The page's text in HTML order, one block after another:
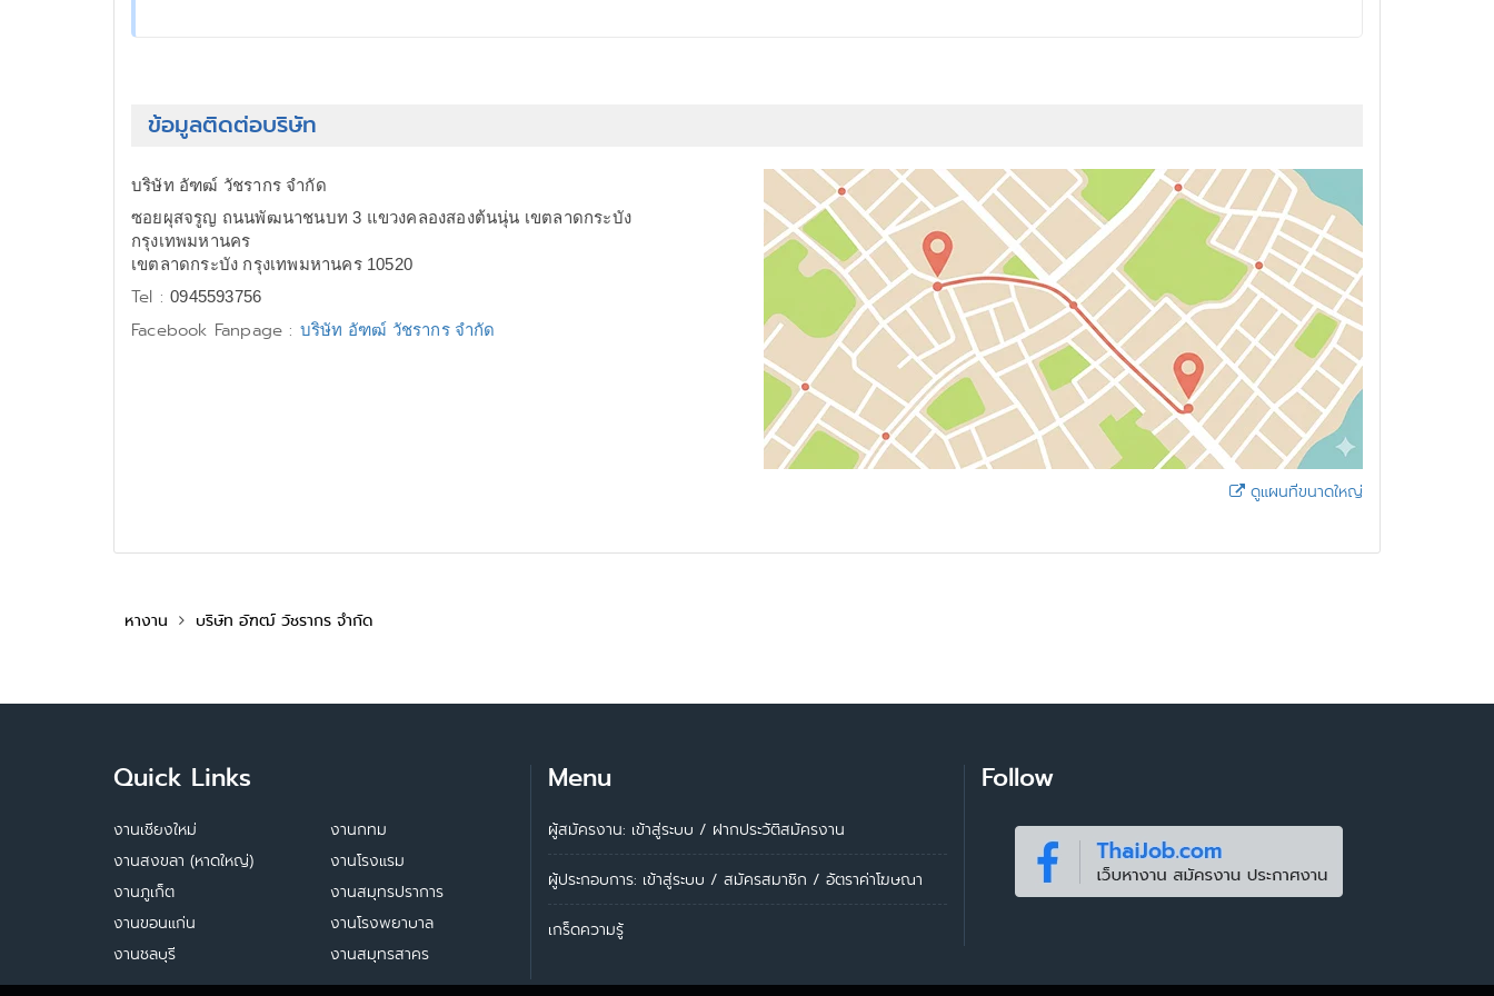
ข้อมูลติดต่อบริษัท
บริษัท อัฑฒ์ วัชรากร จำกัด
ซอยผุสจรูญ ถนนพัฒนาชนบท 3 แขวงคลองสองต้นนุ่น เขตลาดกระบัง
กรุงเทพมหานคร
เขตลาดกระบัง กรุงเทพมหานคร 10520
Tel :0945593756
Facebook Fanpage : บริษัท อัฑฒ์ วัชรากร จำกัด
ดูแผนที่ขนาดใหญ่
หางาน บริษัท อัฑฒ์ วัชรากร จำกัด
Quick Links
งานเชียงใหม่
งานสงขลา (หาดใหญ่)
งานภูเก็ต
งานขอนแก่น
งานชลบุรี
งานกทม
งานโรงแรม
งานสมุทรปราการ
งานโรงพยาบาล
งานสมุทรสาคร
Menu
ผู้สมัครงาน: เข้าสู่ระบบ / ฝากประวัติสมัครงาน
ผู้ประกอบการ: เข้าสู่ระบบ / สมัครสมาชิก / อัตราค่าโฆษณา
เกร็ดความรู้
Follow